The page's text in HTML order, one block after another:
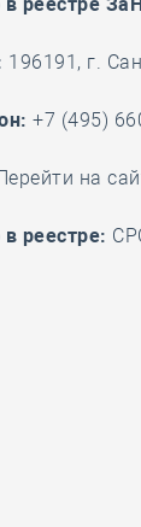
196191, г.
+7 (495)
на
реестре: